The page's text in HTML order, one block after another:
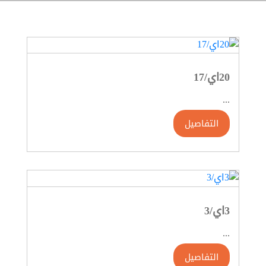
20اي/17
...
التفاصيل
3اي/3
...
التفاصيل